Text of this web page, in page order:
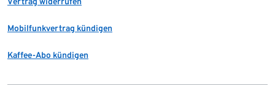
Mobilfunkvertrag kündigen
Kaffee-Abo kündigen